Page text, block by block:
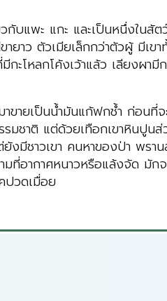
บแพะ แกะ และเป็นหนึ่งในสั
าว ตัวเมียเล็กกว่าตัวผู้ มีเขา
โหลกโค้งเว้าแล้ว เลียงผามี
ายเป็นน้ำมันแก้ฟกช้ำ ก่อนที่จ
ชาติ แต่ด้วยเทือกเขาหินปูนส่
ชาวเขา คนหาของป่า พราน
ที่อากาศหนาวหรือแล้งจัด มักจ
ปวดเมื่อย